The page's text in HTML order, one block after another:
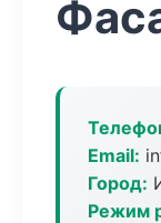
Email:
Город:
Режим